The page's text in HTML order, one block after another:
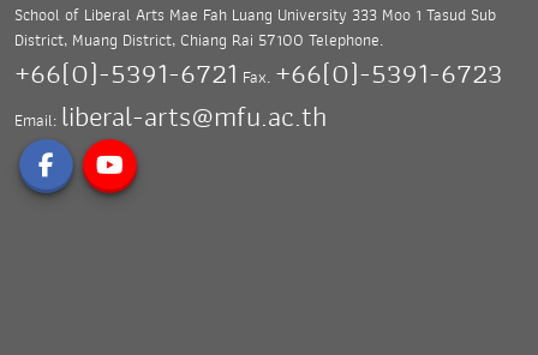
School of Liberal Arts Mae Fah Luang University 333 Moo 1 Tasud Sub
District, Muang District,Chiang Rai 57100 Telephone.
+66(0)-5391-6721 Fax. +66(0)-5391-6723
Email: liberal-arts@mfu.ac.th